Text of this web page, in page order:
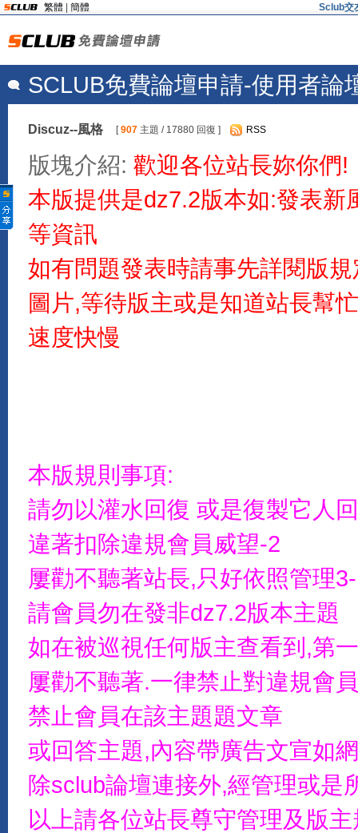
繁體 簡體 Sclub交
SCLUB免費論壇申請-使用者論
Discuz--風格 [907主題 / 17880 回復 ] RSS
版塊介紹: 歡迎各位站長妳你們!
本版提供是dz7.2版本如:發表
等資訊
如有問題發表時請事先詳閱版
圖片,等待版主或是知道站長幫
速度快慢
本版規則事項:
請勿以灌水回復 或是復製它人
違著扣除違規會員威望-2
屢勸不聽著站長,只好依照管理
請會員勿在發非dz7.2版本主題
如在被巡視任何版主查看到,第
屢勸不聽著.一律禁止對違規會
禁止會員在該主題題文章
或回答主題,內容帶廣告文宣如
除sclub論壇連接外,經管理或是
以上請各位站長尊守管理及版